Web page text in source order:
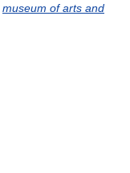
museum of arts and